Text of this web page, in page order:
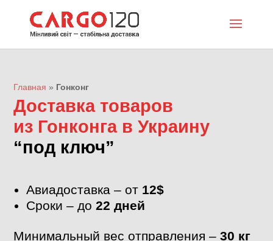
Главная » Гонконг
Доставка товаров
из Гонконга в Украину
“под ключ”
Авиадоставка – от 12$
Сроки – до22 дней
Минимальный вес отправления –30 кг